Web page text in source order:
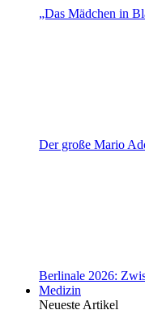
„Das Mädchen in
Der große Mario
Berlinale 2026:
Medizin
Neueste Artikel